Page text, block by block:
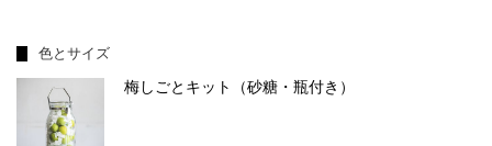
色とサイズ
梅しごとキット（砂糖・瓶付き）